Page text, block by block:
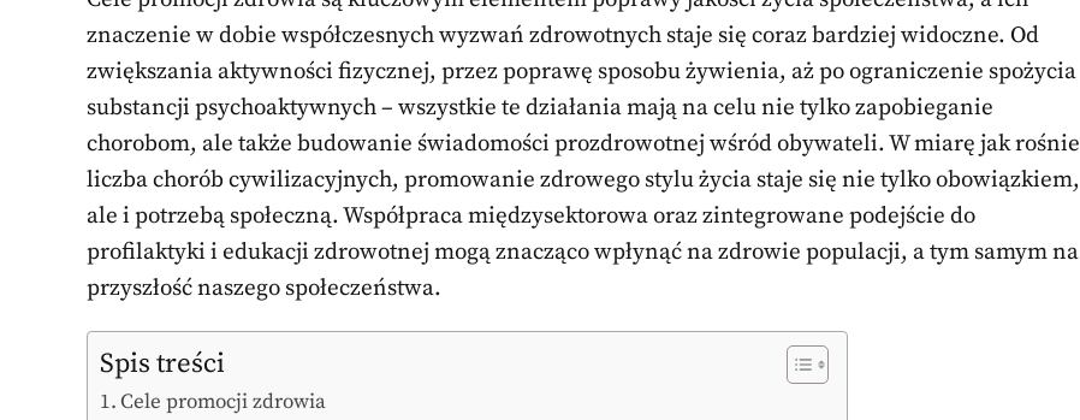
znaczenie w dobie współczesnych wyzwań zdrowotnych staje się coraz bardziej widoczne. Od
zwiększania aktywności fizycznej, przez poprawę sposobu żywienia, aż po ograniczenie spożycia
substancji psychoaktywnych – wszystkie te działania mają na celu nie tylko zapobieganie
chorobom, ale także budowanie świadomości prozdrowotnej wśród obywateli. W miarę jak rośnie
liczba chorób cywilizacyjnych, promowanie zdrowego stylu życia staje się nie tylko obowiązkiem,
ale i potrzebą społeczną. Współpraca międzysektorowa oraz zintegrowane podejście do
profilaktyki i edukacji zdrowotnej mogą znacząco wpłynąć na zdrowie populacji, a tym samym na
przyszłość naszego społeczeństwa.
Spis treści
Cele promocji zdrowia